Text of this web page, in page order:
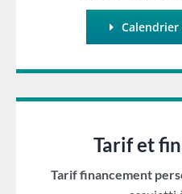
Calendrier
Tarif et
Tarif financement